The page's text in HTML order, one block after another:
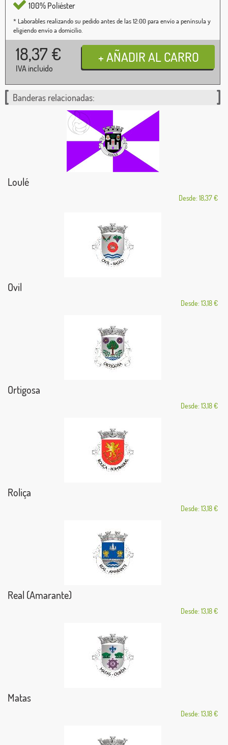
100% Poliéster
* Laborables realizando su pedido antes de las 12:00 para envío a península y
eligiendo envío a domicilio.
18,37 €
IVA incluido
Banderas relacionadas:
Loulé
Desde: 18,37 €
Ovil
Desde: 13,18 €
Ortigosa
Desde: 13,18 €
Roliça
Desde: 13,18 €
Real (Amarante)
Desde: 13,18 €
Matas
Desde: 13,18 €